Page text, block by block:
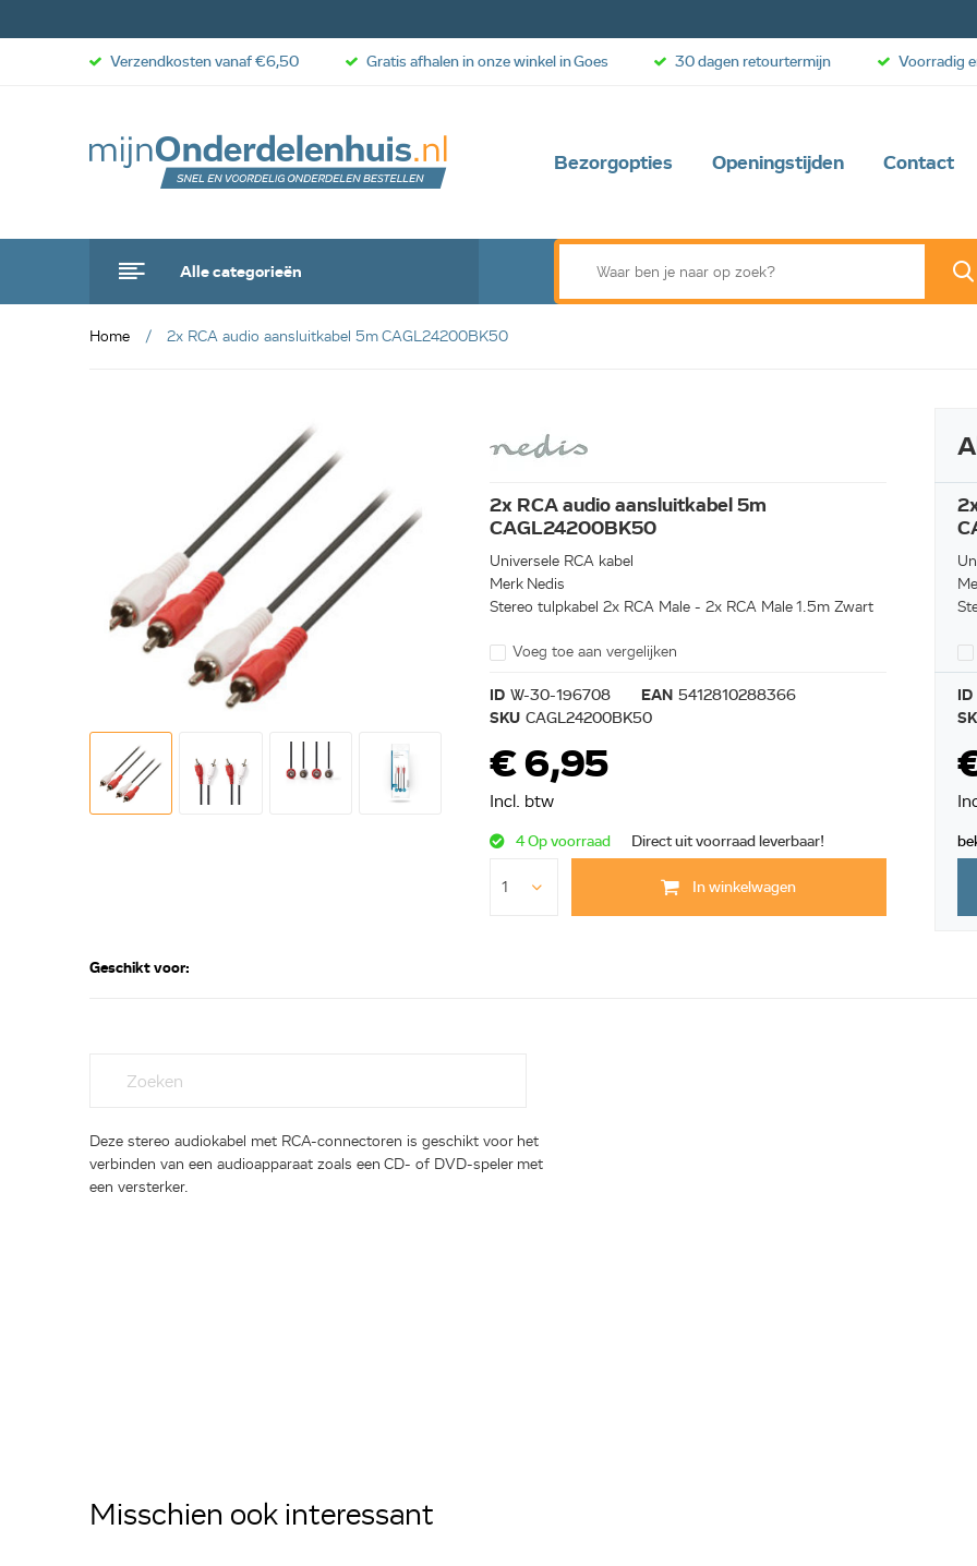
Bezorgopties Openingstijden Contact
Alle categorieën
Verzendkosten vanaf €6,50 Gratis afhalen in onze winkel in Goes 30 dagen retourtermijn Voorradig
Home 2x RCA audio aansluitkabel 5m CAGL24200BK50
2x RCA audio aansluitkabel 5m
CAGL24200BK50
Universele RCA kabel
Merk Nedis
Stereo tulpkabel 2x RCA Male - 2x RCA Male 1.5m Zwart
Voeg toe aan vergelijken
ID W-30-196708 EAN 5412810288366
SKU CAGL24200BK50
€ 6,95
Incl. btw
4 Op voorraad Direct uit voorraad leverbaar!
In winkelwagen
ID
Geschikt voor:
Deze stereo audiokabel met RCA-connectoren is geschikt voor het
verbinden van een audioapparaat zoals een CD- of DVD-speler met
een versterker.
Misschien ook interessant